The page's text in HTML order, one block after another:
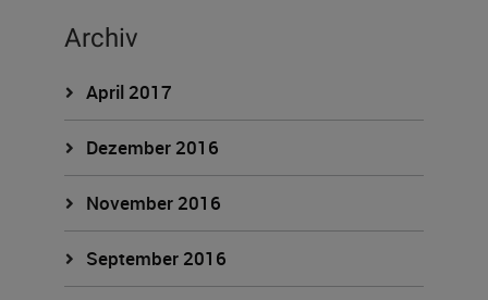
Archiv
April 2017
Dezember 2016
November 2016
September 2016